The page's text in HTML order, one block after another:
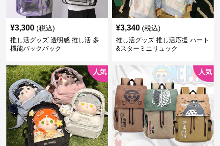
¥3,300 (税込)
推し活グッズ 透明感 推し活 多
機能バックパック
¥3,340 (税込)
推し活グッズ 推し活応援 ハート
&スターミニリュック
人気 人気